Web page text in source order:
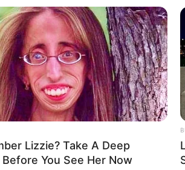
Lizzie? Take A Deep
You See Her Now